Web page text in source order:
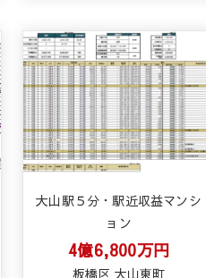
大山駅５分・駅近収益マンシ
ョン
4億6,800万円
板橋区 大山東町